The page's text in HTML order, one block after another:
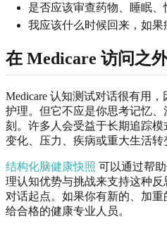
是否应该审查药物、睡眠、
我应该什么时候回来，如果
在 Medicare 访问之
Medicare 认知测试对话很有用
护理。但它不应是你思考记忆
刻。许多人会受益于长期追踪
变化、压力、疾病或重大生活转
结构化脑健康快照 可以通过帮
理认知优势与挑战来支持这种
对话起点。如果你有新的、加
给合格的健康专业人员。